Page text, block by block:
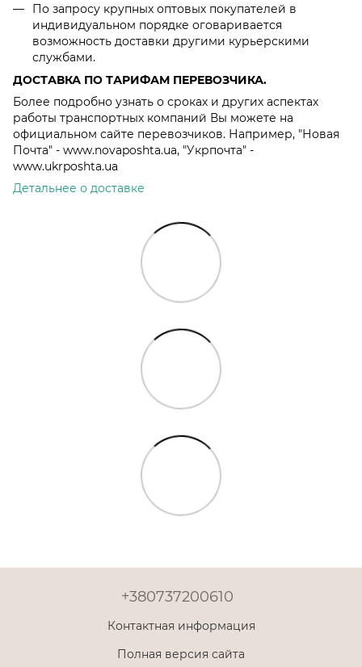
По запросу крупных оптовых покупателей в
индивидуальном порядке оговаривается
возможность доставки другими курьерскими
службами.
ДОСТАВКА ПО ТАРИФАМ ПЕРЕВОЗЧИКА.
Более подробно узнать о сроках и других аспектах
работы транспортных компаний Вы можете на
официальном сайте перевозчиков. Например, "Новая
Почта" - www.novaposhta.ua, "Укрпочта" -
www.ukrposhta.ua
Детальнее о доставке
+380737200610
Контактная информация
Полная версия сайта